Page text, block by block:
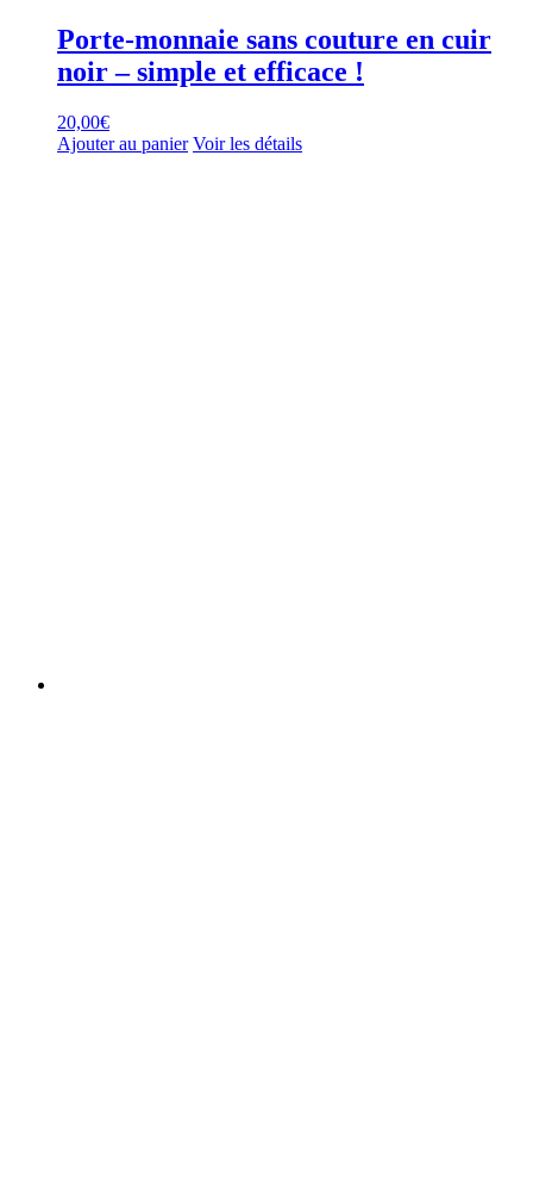
Porte-monnaie sans couture en cuir
noir – simple et efficace !
20,00€
Ajouter au panier Voir les détails